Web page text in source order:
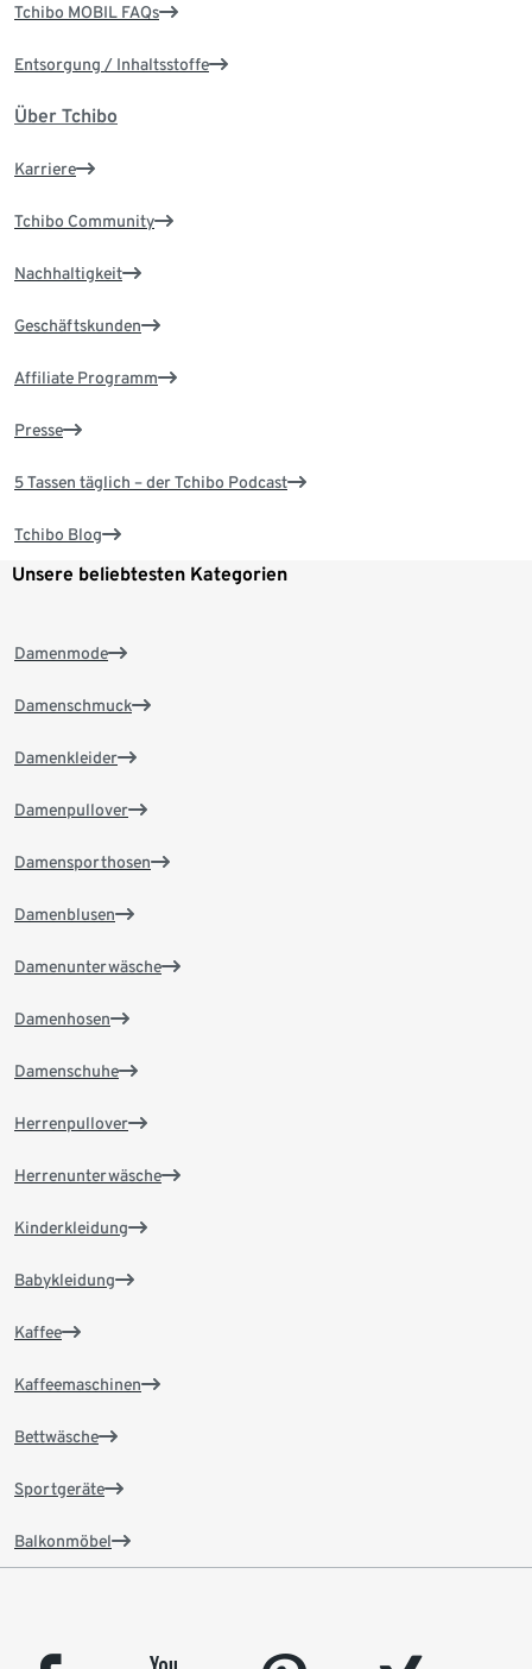
Tchibo MOBIL FAQs
Entsorgung / Inhaltsstoffe
Über Tchibo
Karriere
Tchibo Community
Nachhaltigkeit
Geschäftskunden
Affiliate Programm
Presse
5 Tassen täglich – der Tchibo Podcast
Tchibo Blog
Unsere beliebtesten Kategorien
Damenmode
Damenschmuck
Damenkleider
Damenpullover
Damensporthosen
Damenblusen
Damenunterwäsche
Damenhosen
Damenschuhe
Herrenpullover
Herrenunterwäsche
Kinderkleidung
Babykleidung
Kaffee
Kaffeemaschinen
Bettwäsche
Sportgeräte
Balkonmöbel